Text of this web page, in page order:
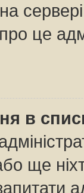
це
в
ще